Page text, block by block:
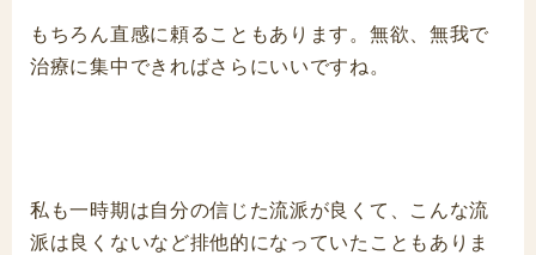
もちろん直感に頼ることもあります。無欲、無我で
治療に集中できればさらにいいですね。
私も一時期は自分の信じた流派が良くて、こんな流
派は良くないなど排他的になっていたこともありま